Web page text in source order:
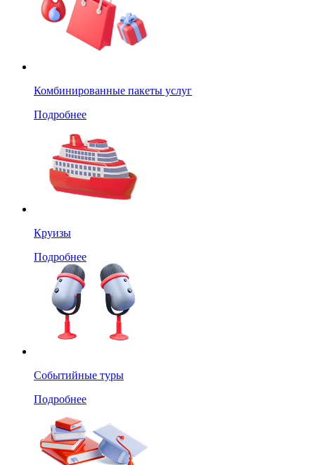
Комбинированные пакеты услуг
Подробнее
Круизы
Подробнее
Событийные туры
Подробнее